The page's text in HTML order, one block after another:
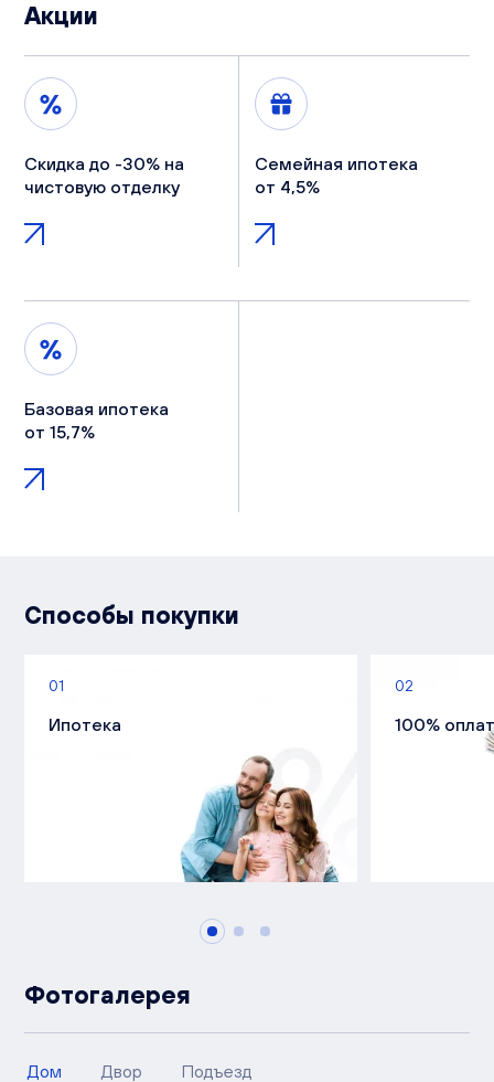
Акции
Скидка до -30% на
чистовую отделку
Семейная ипотека
от 4,5%
Базовая ипотека
от 15,7%
Способы покупки
01
Ипотека
02
100%
Фотогалерея
Дом Двор Подъезд